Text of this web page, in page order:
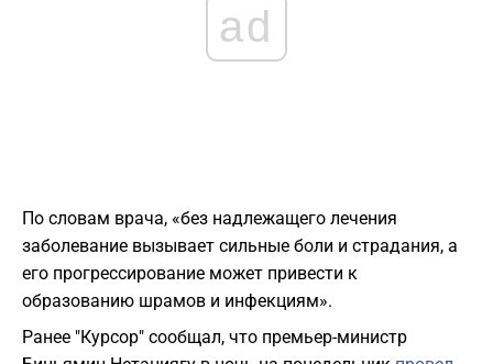
ad
По словам врача, «без надлежащего лечения
заболевание вызывает сильные боли и страдания, а
его прогрессирование может привести к
образованию шрамов и инфекциям».
Ранее "Курсор" сообщал, что премьер-министр